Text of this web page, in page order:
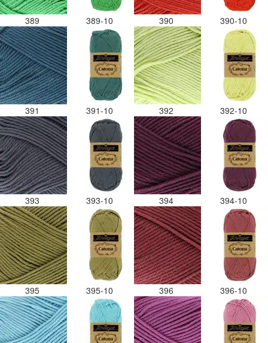
389 389-10 390 390-10
391 391-10 392 392-10
393 393-10 394 394-10
395 395-10 396 396-10